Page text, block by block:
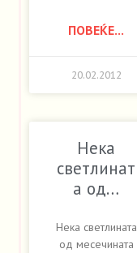
ПОВЕЌЕ...
20.02.2012
Нека
светлинат
а од…
Нека светлината
од месечината